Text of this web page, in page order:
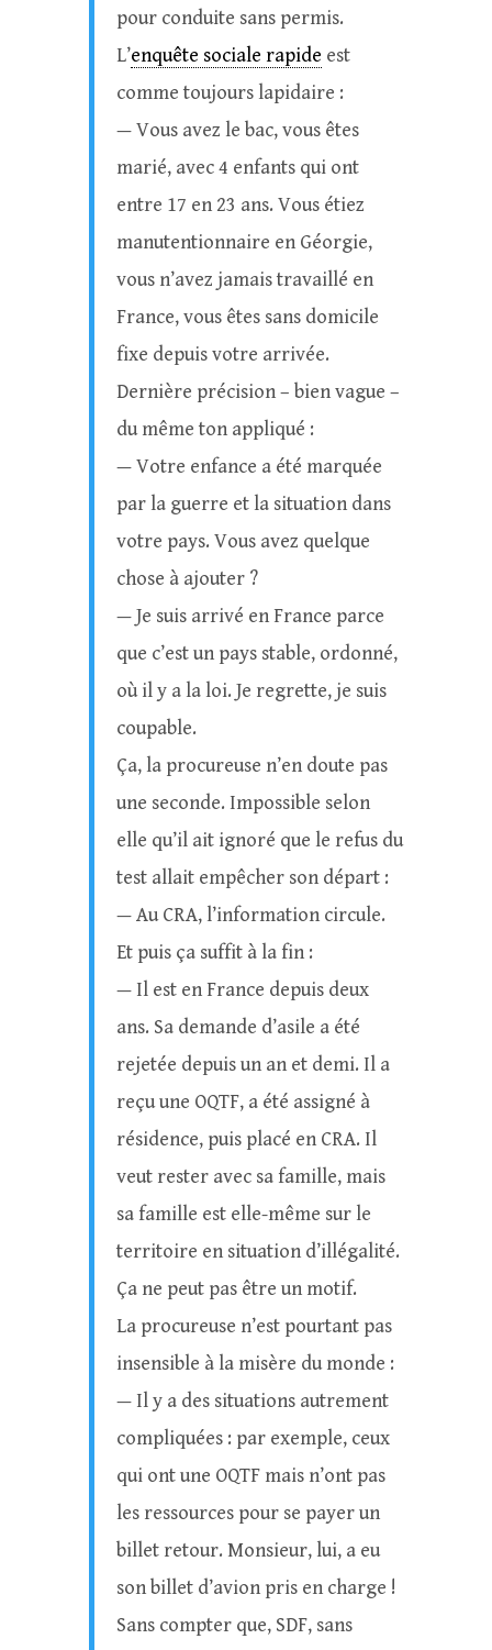
pour conduite sans permis.
L’enquête sociale rapide est
comme toujours lapidaire :
— Vous avez le bac, vous êtes
marié, avec 4 enfants qui ont
entre 17 en 23 ans. Vous étiez
manutentionnaire en Géorgie,
vous n’avez jamais travaillé en
France, vous êtes sans domicile
fixe depuis votre arrivée.
Dernière précision – bien vague –
du même ton appliqué :
— Votre enfance a été marquée
par la guerre et la situation dans
votre pays. Vous avez quelque
chose à ajouter ?
— Je suis arrivé en France parce
que c’est un pays stable, ordonné,
où il y a la loi. Je regrette, je suis
coupable.
Ça, la procureuse n’en doute pas
une seconde. Impossible selon
elle qu’il ait ignoré que le refus du
test allait empêcher son départ :
— Au CRA, l’information circule.
Et puis ça suffit à la fin :
— Il est en France depuis deux
ans. Sa demande d’asile a été
rejetée depuis un an et demi. Il a
reçu une OQTF, a été assigné à
résidence, puis placé en CRA. Il
veut rester avec sa famille, mais
sa famille est elle-même sur le
territoire en situation d’illégalité.
Ça ne peut pas être un motif.
La procureuse n’est pourtant pas
insensible à la misère du monde :
— Il y a des situations autrement
compliquées : par exemple, ceux
qui ont une OQTF mais n’ont pas
les ressources pour se payer un
billet retour. Monsieur, lui, a eu
son billet d’avion pris en charge !
Sans compter que, SDF, sans